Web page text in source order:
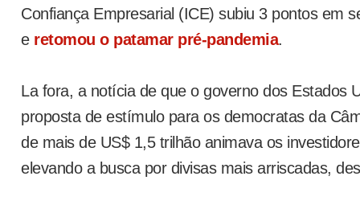
Confiança Empresarial (ICE) subiu 3 pontos em
e retomou o patamar pré-pandemia.
La fora, a notícia de que o governo dos Estados
proposta de estímulo para os democratas da
de mais de US$ 1,5 trilhão animava os
elevando a busca por divisas mais arriscadas,